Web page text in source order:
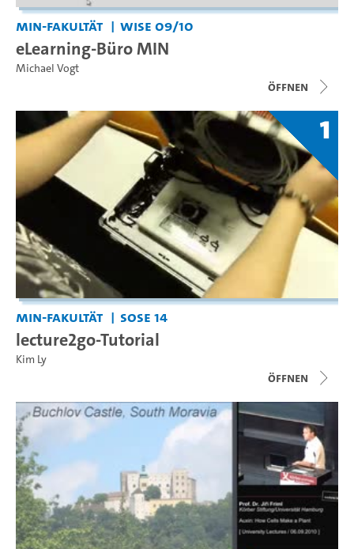
MIN-Fakultät WiSe 09/10
eLearning-Büro MIN
Michael Vogt
Öffnen
1
MIN-Fakultät SoSe 14
lecture2go-Tutorial
Kim Ly
Öffnen